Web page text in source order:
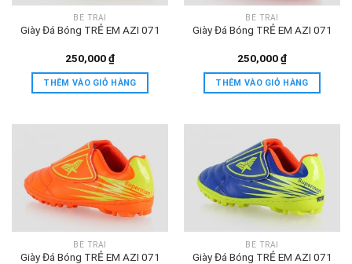
BÉ TRAI
Giày Đá Bóng TRẺ EM AZI 071
250,000₫
THÊM VÀO GIỎ HÀNG
BÉ TRAI
Giày Đá Bóng TRẺ EM AZI 071
250,000₫
THÊM VÀO GIỎ HÀNG
BÉ TRAI
Giày Đá Bóng TRẺ EM AZI 071
BÉ TRAI
Giày Đá Bóng TRẺ EM AZI 071